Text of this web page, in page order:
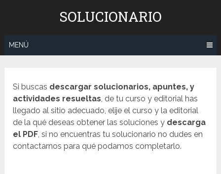
SOLUCIONARIO
MENÚ
Si buscas descargar solucionarios, apuntes, y
actividades resueltas, de tu curso y editorial has
llegado al sitio adecuado, elije el curso y la editorial
de la qué deseas obtener las soluciones y descarga
el PDF, si no encuentras tu solucionario no dudes en
contactarnos para qué podamos completarlo.